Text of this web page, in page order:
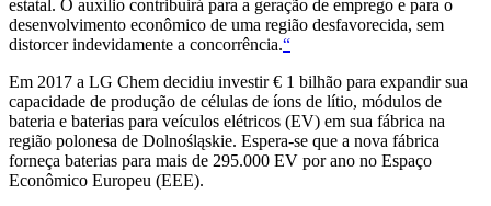
estatal. O auxílio contribuirá para a geração de emprego e para o
desenvolvimento econômico de uma região desfavorecida, sem
distorcer indevidamente a concorrência.“
Em 2017 a LG Chem decidiu investir € 1 bilhão para expandir sua
capacidade de produção de células de íons de lítio, módulos de
bateria e baterias para veículos elétricos (EV) em sua fábrica na
região polonesa de Dolnośląskie. Espera-se que a nova fábrica
forneça baterias para mais de 295.000 EV por ano no Espaço
Econômico Europeu (EEE).